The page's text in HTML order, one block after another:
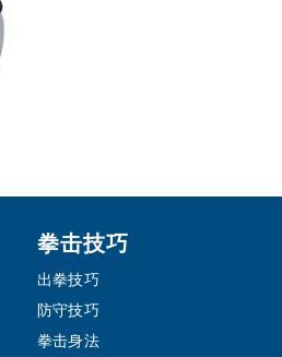
拳击技巧
出拳技巧
防守技巧
拳击身法